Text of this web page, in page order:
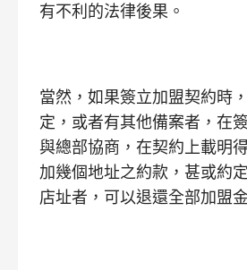
有不利的法律後果。
當然，如果簽立加盟契約時
定，或者有其他備案者，在
與總部協商，在契約上載明
加幾個地址之約款，甚或約
店址者，可以退還全部加盟